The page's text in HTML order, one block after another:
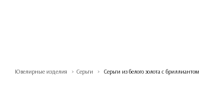
Ювелирные изделия Серьги Серьги из белого золота с бриллиантом